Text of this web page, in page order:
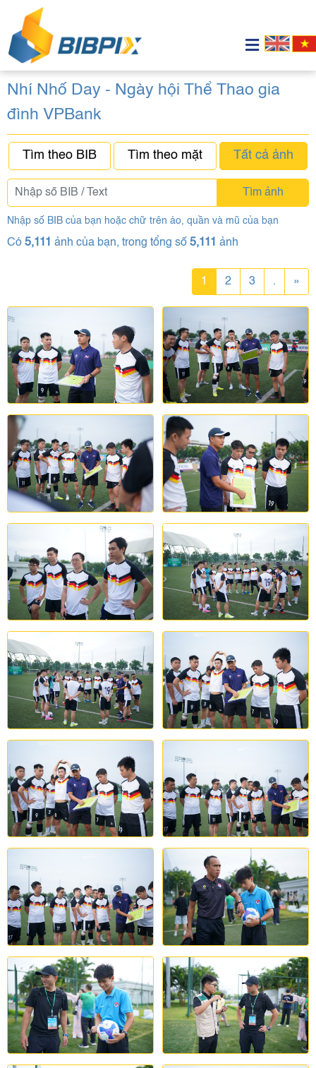
Nhí Nhố Day - Ngày hội Thể Thao gia
đình VPBank
Tìm theo BIB Tìm theo mặt Tất cả ảnh
Tìm ảnh
Nhập số BIB của bạn hoặc chữ trên áo, quần và mũ của bạn
Có 5,111 ảnh của bạn, trong tổng số 5,111 ảnh
1 2 3 . »